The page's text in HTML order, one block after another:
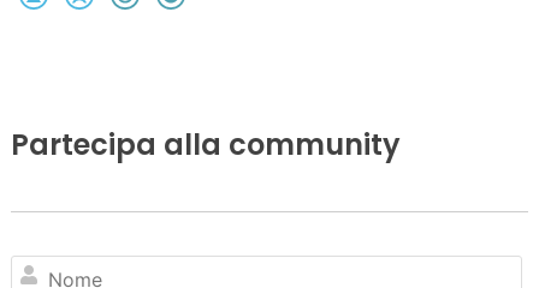
Partecipa alla community